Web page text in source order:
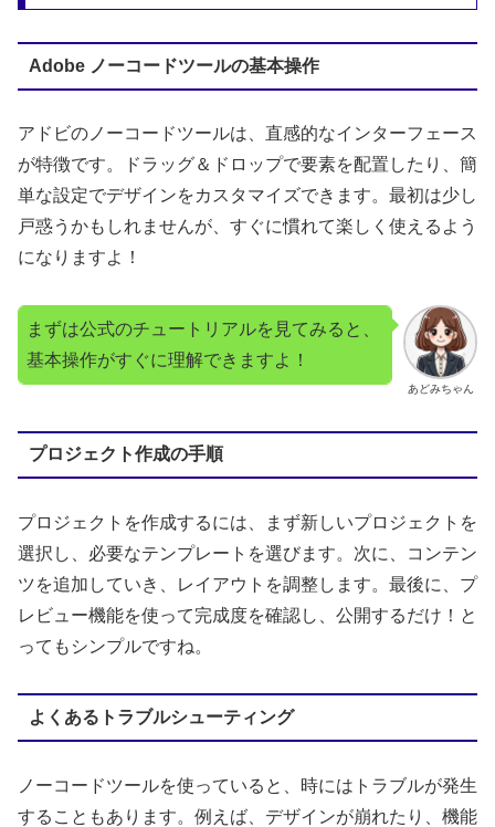
Adobe ノーコードツールの基本操作
アドビのノーコードツールは、直感的なインターフェース
が特徴です。ドラッグ＆ドロップで要素を配置したり、簡
単な設定でデザインをカスタマイズできます。最初は少し
戸惑うかもしれませんが、すぐに慣れて楽しく使えるよう
になりますよ！
あどみちゃん
まずは公式のチュートリアルを見てみると、
基本操作がすぐに理解できますよ！
プロジェクト作成の手順
プロジェクトを作成するには、まず新しいプロジェクトを
選択し、必要なテンプレートを選びます。次に、コンテン
ツを追加していき、レイアウトを調整します。最後に、プ
レビュー機能を使って完成度を確認し、公開するだけ！と
ってもシンプルですね。
よくあるトラブルシューティング
ノーコードツールを使っていると、時にはトラブルが発生
することもあります。例えば、デザインが崩れたり、機能